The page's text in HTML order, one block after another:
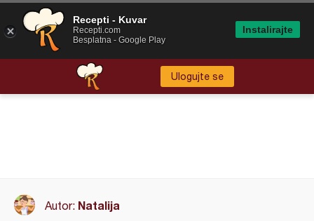
Ulogujte se
Autor: Natalija
Recepti - Kuvar
Recepti.com
Besplatna - Google Play
Instalirajte